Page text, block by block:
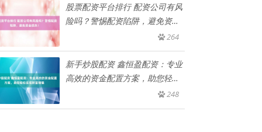
股票配资平台排行 配资公司有风
险吗？警惕配资陷阱，避免资金
264
新手炒股配资 鑫恒盈配资：专业
高效的资金配置方案，助您轻松
248